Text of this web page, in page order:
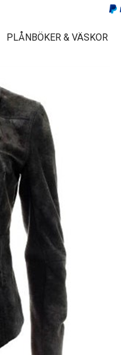
PLÅNBÖKER & VÄSKOR